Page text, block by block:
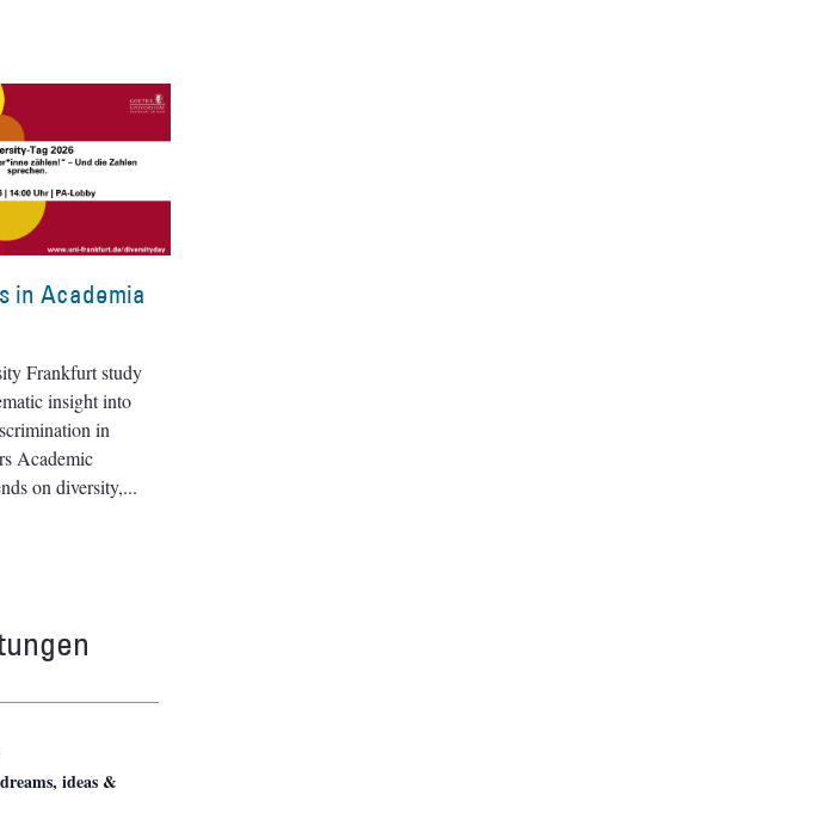
in Academia
Frankfurt study
insight into
in
Academic
on diversity,
ideas &